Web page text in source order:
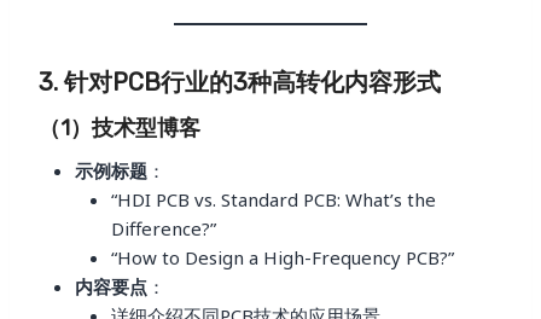
3. 针对PCB行业的3种高转化内容形式
（1）技术型博客
示例标题 ：
“HDI PCB vs. Standard PCB: What’s the
Difference?”
“How to Design a High-Frequency PCB?”
内容要点 ：